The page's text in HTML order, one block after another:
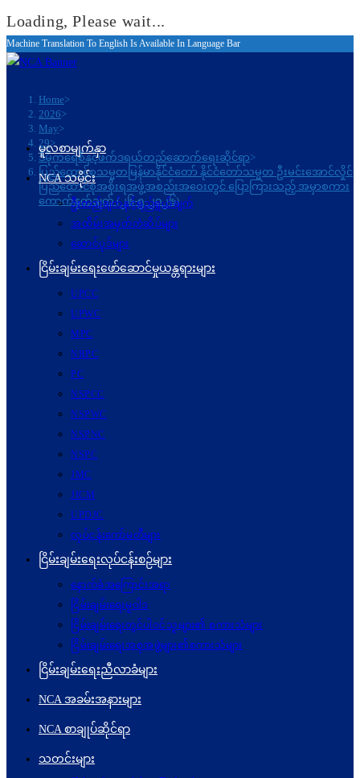
Loading, Please wait...
Skip
to
Machine Translation To English Is Available In Language Bar
Home>
2026>
May>
29>
ဒီမိုကရေစီနှင့်ဖက်ဒရယ်တည်ဆောက်ရေးဆိုင်ရာ>
ပြည်ထောင်စုသမ္မတမြန်မာနိုင်ငံတော် နိုင်ငံတော်သမ္မတ ဦးမင်းအောင်လှိုင်
ပြည်ထောင်စုအစိုးရအဖွဲ့အစည်းအဝေးတွင် ပြောကြားသည့် အမှာစကား
ကောက်နုတ်ချက် (၂၆-၅-၂၀၂၆)
မူလစာမျက်နှာ
NCA သမိုင်း
ဦးတည်ချက်နှင့်ရည်ရွယ်ချက်
အထိမ်းအမှတ်တံဆိပ်များ
ဆောင်ပုဒ်များ
ငြိမ်းချမ်းရေးဖော်‌ဆောင်မှုယန္တရားများ
UPCC
UPWC
MPC
NRPC
PC
NSPCC
NSPWC
NSPNC
NSPC
JMC
JICM
UPDJC
လုပ်ငန်းကော်မတီများ
ငြိမ်းချမ်းရေးလုပ်ငန်းစဉ်များ
နောက်ခံအကြောင်းအရာ
ငြိမ်းချမ်းရေးမူဝါဒ
ငြိမ်းချမ်းရေးတွင်ပါဝင်သူများ၏ စကားသံများ
ငြိမ်းချမ်းရေးအစုအဖွဲ့များ၏စကားသံများ
ငြိမ်းချမ်းရေးညီလာခံများ
NCA အခမ်းအနားများ
NCA စာချုပ်ဆိုင်ရာ
သတင်းများ